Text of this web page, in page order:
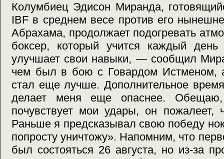
Колумбиец Эдисон Миранда,
IBF в среднем весе против его
Абрахама, продолжает подогревать
боксер, который учится каждый
улучшает свои навыки, — сообщил
чем был в бою с Говардом Истменом,
стал еще лучше. Дополнительное время
делает меня еще опаснее.
почувствует мои удары, он пожалеет,
Раньше я предсказывал свою победу
попросту уничтожу». Напомним, что
был состояться 26 августа, но из-за